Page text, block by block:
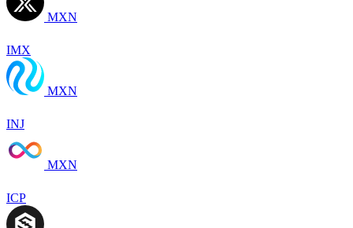
MXN
IMX
MXN
INJ
MXN
ICP